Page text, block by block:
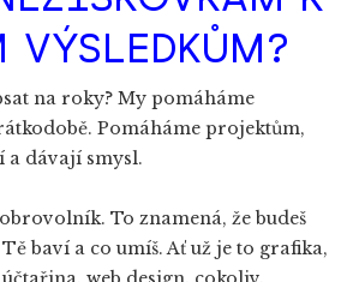
VÝSLEDKŮM?
na roky? My pomáháme
Pomáháme projektům,
a dávají smysl.
To znamená, že budeš
baví a co umíš. Ať už je to grafika,